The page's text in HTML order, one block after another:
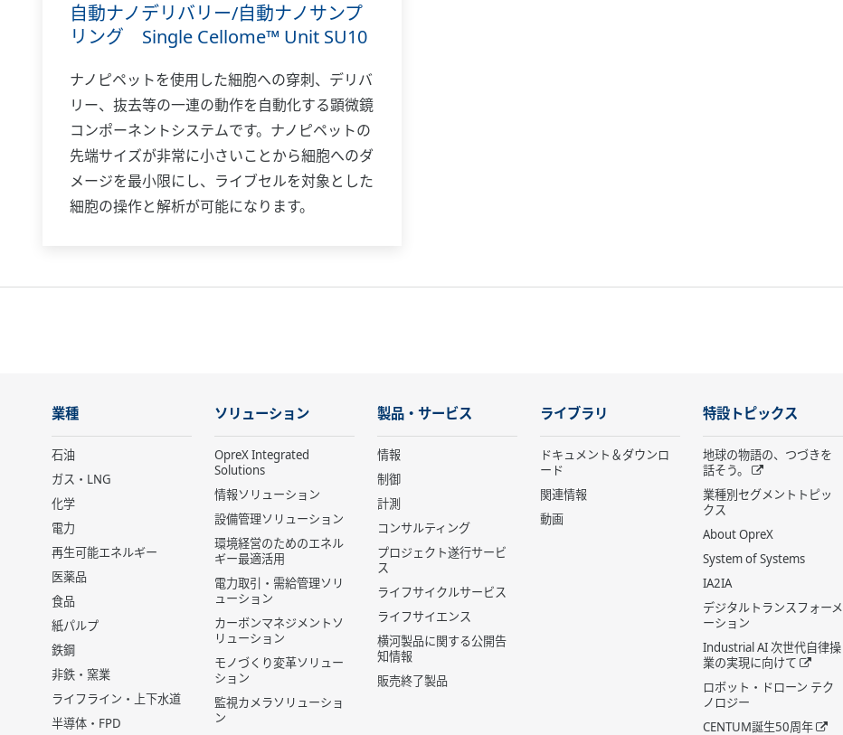
自動ナノデリバリー/自動ナノサンプ
リング Single Cellome™ Unit SU10
ナノピペットを使用した細胞への穿刺、デリバ
リー、抜去等の一連の動作を自動化する顕微鏡
コンポーネントシステムです。ナノピペットの
先端サイズが非常に小さいことから細胞へのダ
メージを最小限にし、ライブセルを対象とした
細胞の操作と解析が可能になります。
業種
石油
ガス・LNG
化学
電力
再生可能エネルギー
医薬品
食品
紙パルプ
鉄鋼
非鉄・窯業
ライフライン・上下水道
半導体・FPD
ソリューション
OpreX Integrated
Solutions
情報ソリューション
設備管理ソリューション
環境経営のためのエネル
ギー最適活用
電力取引・需給管理ソリ
ューション
カーボンマネジメントソ
リューション
モノづくり変革ソリュー
ション
監視カメラソリューショ
ン
製品・サービス
情報
制御
計測
コンサルティング
プロジェクト遂行サービ
ス
ライフサイクルサービス
ライフサイエンス
横河製品に関する公開告
知情報
販売終了製品
ライブラリ
ドキュメント＆ダウンロ
ード
関連情報
動画
特設トピックス
地球の物語の、つづきを
話そう。
業種別セグメントトピッ
クス
About OpreX
System of Systems
IA2IA
デジタルトランスフォーメ
ーション
Industrial AI 次世代自律操
業の実現に向けて
ロボット・ドローン テク
ノロジー
CENTUM誕生50周年